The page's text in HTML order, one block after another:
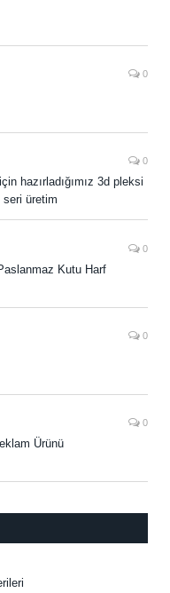
0
0
hazırladığımız 3d pleksi
seri üretim
0
Kutu Harf
0
0
Ürünü